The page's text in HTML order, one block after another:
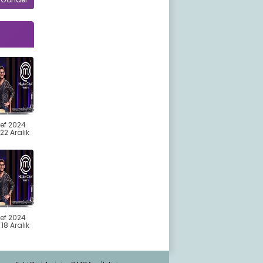
2024
Aralık
2024
Aralık